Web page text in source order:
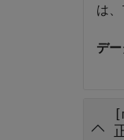
は、
デ